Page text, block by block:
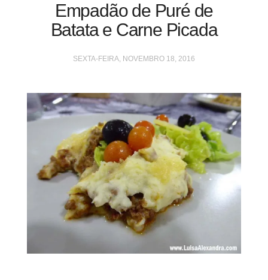
Empadão de Puré de
Batata e Carne Picada
SEXTA-FEIRA, NOVEMBRO 18, 2016